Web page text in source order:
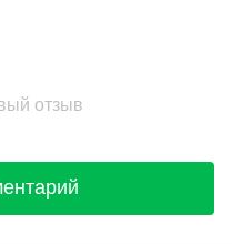
отзыв